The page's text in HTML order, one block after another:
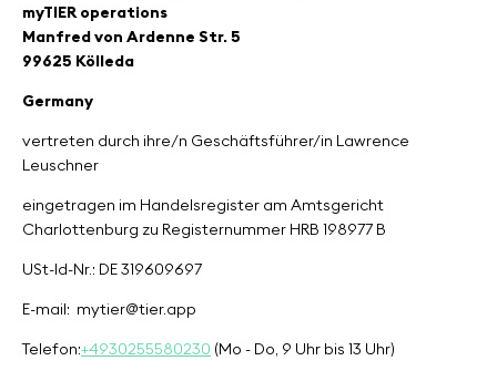
myTIER operations
Manfred von Ardenne Str. 5
99625 Kölleda
Germany
vertreten durch ihre/n Geschäftsführer/in Lawrence
Leuschner
eingetragen im Handelsregister am Amtsgericht
Charlottenburg zu Registernummer HRB 198977 B
USt-Id-Nr.: DE 319609697
E-mail: mytier@tier.app
Telefon:+4930255580230 (Mo - Do, 9 Uhr bis 13 Uhr)